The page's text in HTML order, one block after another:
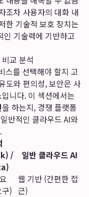
조차 사용자의 대화 내
한 기술적 보호 장치는
인 기술력에 기반하고
교 분석
스를 선택해야 할지 고
도와 편의성, 보안은 사
니다. 이 섹션에서는
을 하는지, 경쟁 플랫폼
반적인 클라우드 AI와
/
일반 클라우드 AI
)
웹 기반 (간편한 접
근)